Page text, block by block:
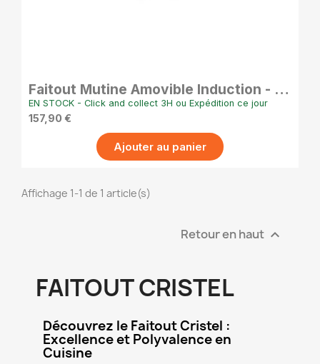
FAITOUT CRISTEL
Découvrez le Faitout Cristel :
Excellence et Polyvalence en
Cuisine
Faitout Mutine Amovible Induction - 22
cm
EN STOCK - Click and collect 3H ou Expédition ce jour
157,90 €
Ajouter au panier
Affichage 1-1 de 1 article(s)
Retour en haut 